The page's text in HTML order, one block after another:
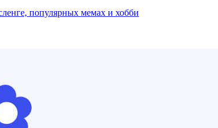
популярных мемах и хобби